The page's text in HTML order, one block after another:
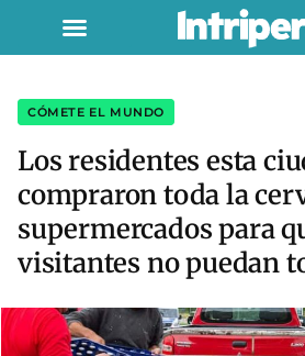
CÓMETE EL MUNDO
Los residentes esta
compraron toda la
supermercados para
visitantes no puedan